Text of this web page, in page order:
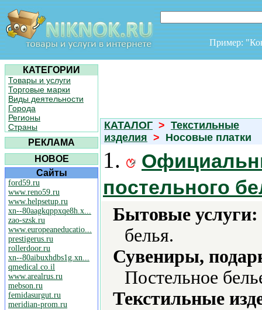
Пример:
КАТЕГОРИИ
Товары и услуги
Торговые марки
Виды деятельности
Города
Регионы
Страны
РЕКЛАМА
НОВОЕ
Сайты
ford59.ru
www.reno59.ru
www.helpsetup.ru
xn--80aagkqppxqe8h.x...
zao-szsk.ru
www.europeaneducatio...
prestigerus.ru
rollerdoor.ru
xn--80aibuxhdbs1g.xn...
qmedical.co.il
www.arealrus.ru
mebson.ru
femidasurgut.ru
meridian-prom.ru
КАТАЛОГ > Текстильные
изделия > Носовые платки
1.
постельного
Бытовые услуги:
белья.
Сувениры,
Постельное
Текстильные